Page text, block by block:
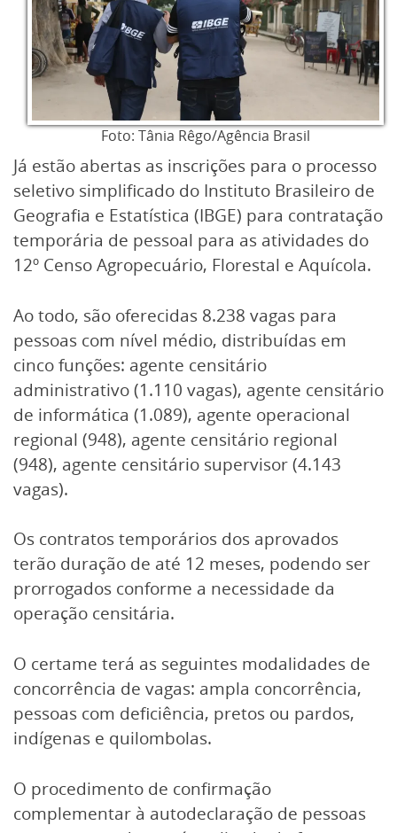
Foto: Tânia Rêgo/Agência Brasil
Já estão abertas as inscrições para o processo
seletivo simplificado do Instituto Brasileiro de
Geografia e Estatística (IBGE) para contratação
temporária de pessoal para as atividades do
12º Censo Agropecuário, Florestal e Aquícola.
Ao todo, são oferecidas 8.238 vagas para
pessoas com nível médio, distribuídas em
cinco funções: agente censitário
administrativo (1.110 vagas), agente censitário
de informática (1.089), agente operacional
regional (948), agente censitário regional
(948), agente censitário supervisor (4.143
vagas).
Os contratos temporários dos aprovados
terão duração de até 12 meses, podendo ser
prorrogados conforme a necessidade da
operação censitária.
O certame terá as seguintes modalidades de
concorrência de vagas: ampla concorrência,
pessoas com deficiência, pretos ou pardos,
indígenas e quilombolas.
O procedimento de confirmação
complementar à autodeclaração de pessoas